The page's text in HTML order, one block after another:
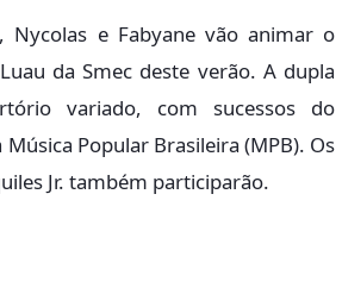
Nycolas e Fabyane vão animar o
da Smec deste verão. A dupla
variado, com sucessos do
Popular Brasileira (MPB). Os
Jr. também participarão.